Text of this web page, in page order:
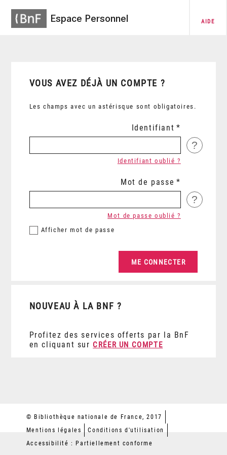
Espace Personnel AIDE
VOUS AVEZ DÉJÀ UN COMPTE ?
Les champs avec un astérisque sont obligatoires.
Identifiant
?
Identifiant oublié ?
Mot de passe
?
Afficher mot de passe
Mot de passe oublié ?
NOUVEAU À LA BNF ?
Profitez des services offerts par la BnF
en cliquant sur CRÉER UN COMPTE
© Bibliothèque nationale de France, 2017
Mentions légales
Conditions d'utilisation
Accessibilité : Partiellement conforme